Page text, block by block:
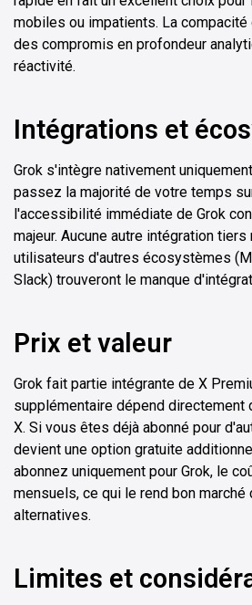
mobiles ou impatients. La
des compromis en profondeur
réactivité.
Intégrations et
Grok s'intègre nativement
passez la majorité de votre temps
l'accessibilité immédiate de Grok
majeur. Aucune autre intégration
utilisateurs d'autres écosystèmes
Slack) trouveront le manque
Prix et valeur
Grok fait partie intégrante de X
supplémentaire dépend directement
X. Si vous êtes déjà abonné pour
devient une option gratuite
abonnez uniquement pour Grok, le
mensuels, ce qui le rend bon marché
alternatives.
Limites et